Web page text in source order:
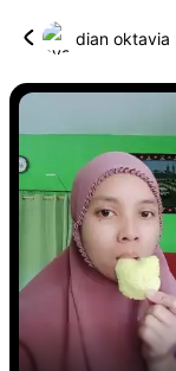
dian oktavia